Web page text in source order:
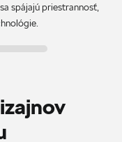
spájajú priestrannosť,